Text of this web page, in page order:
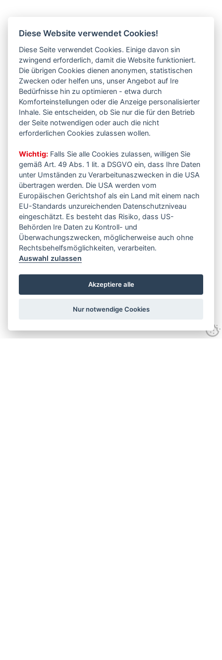
Diese Website verwendet Cookies!
Diese Seite verwendet Cookies. Einige davon sin
zwingend erforderlich, damit die Website funktioniert.
Die übrigen Cookies dienen anonymen, statistischen
Zwecken oder helfen uns, unser Angebot auf Ire
Bedürfnisse hin zu optimieren - etwa durch
Komforteinstellungen oder die Anzeige personalisierter
Inhale. Sie entscheiden, ob Sie nur die für den Betrieb
der Seite notwendigen oder auch die nicht
erforderlichen Cookies zulassen wollen.
Wichtig: Falls Sie alle Cookies zulassen, willigen Sie
gemäß Art. 49 Abs. 1 lit. a DSGVO ein, dass Ihre Daten
unter Umständen zu Verarbeitunaszwecken in die USA
übertragen werden. Die USA werden vom
Europäischen Gerichtshof als ein Land mit einem nach
EU-Standards unzureichenden Datenschutzniveau
eingeschätzt. Es besteht das Risiko, dass US-
Behörden Ire Daten zu Kontroll- und
Überwachungszwecken, möglicherweise auch ohne
Rechtsbehelfsmöglichkeiten, verarbeiten.
Auswahl zulassen
Akzeptiere alle
Nur notwendige Cookies